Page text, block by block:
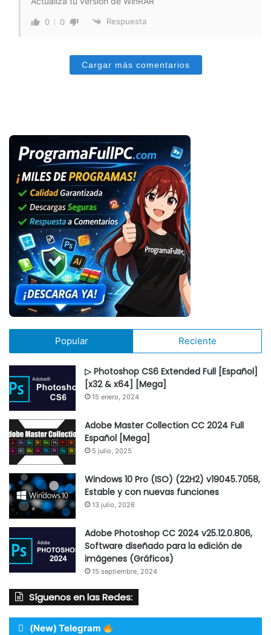
0 0 Respuesta
Cargar más comentarios
Popular Reciente
▷ Photoshop CS6 Extended Full [Español]
[x32 & x64] [Mega]
15 enero, 2024
Adobe Master Collection CC 2024 Full
Español [Mega]
5 julio, 2025
Windows 10 Pro (ISO) (22H2) v19045.7058,
Estable y con nuevas funciones
13 julio, 2026
Adobe Photoshop CC 2024 v25.12.0.806,
Software diseñado para la edición de
imágenes (Gráficos)
15 septiembre, 2024
Síguenos en las Redes:
(New) Telegram